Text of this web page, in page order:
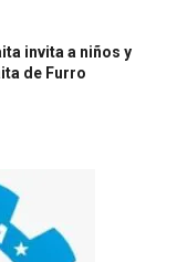
invita a niños y
de Furro